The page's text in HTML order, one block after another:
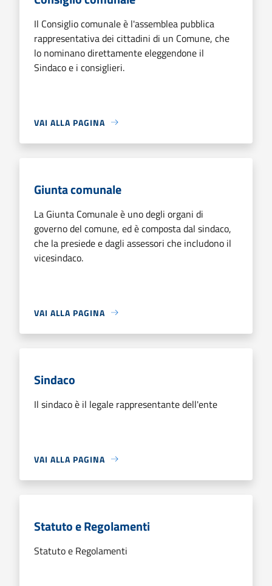
Il Consiglio comunale è l'assemblea pubblica
rappresentativa dei cittadini di un Comune, che
lo nominano direttamente eleggendone il
Sindaco e i consiglieri.
VAI ALLA PAGINA
Giunta comunale
La Giunta Comunale è uno degli organi di
governo del comune, ed è composta dal sindaco,
che la presiede e dagli assessori che includono il
vicesindaco.
VAI ALLA PAGINA
Sindaco
Il sindaco è il legale rappresentante dell'ente
VAI ALLA PAGINA
Statuto e Regolamenti
Statuto e Regolamenti